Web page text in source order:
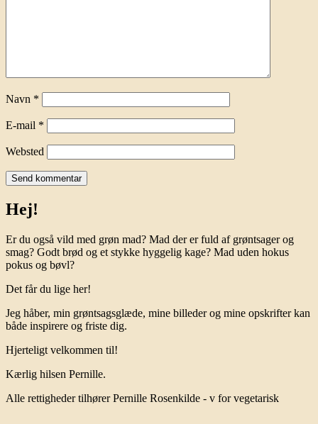
Navn *
E-mail *
Websted
Hej!
Er du også vild med grøn mad? Mad der er fuld af grøntsager og
smag? Godt brød og et stykke hyggelig kage? Mad uden hokus
pokus og bøvl?
Det får du lige her!
Jeg håber, min grøntsagsglæde, mine billeder og mine opskrifter kan
både inspirere og friste dig.
Hjerteligt velkommen til!
Kærlig hilsen Pernille.
Alle rettigheder tilhører Pernille Rosenkilde - v for vegetarisk